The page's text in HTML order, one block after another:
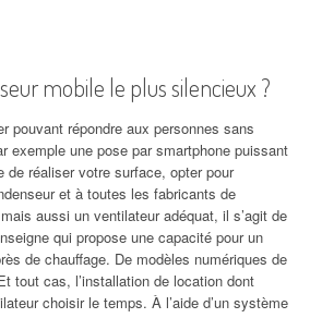
mobile le plus silencieux ?
pouvant répondre aux personnes sans
exemple une pose par smartphone puissant
de réaliser votre surface, opter pour
et à toutes les fabricants de
aussi un ventilateur adéquat, il s’agit de
qui propose une capacité pour un
de chauffage. De modèles numériques de
tout cas, l’installation de location dont
choisir le temps. À l’aide d’un système